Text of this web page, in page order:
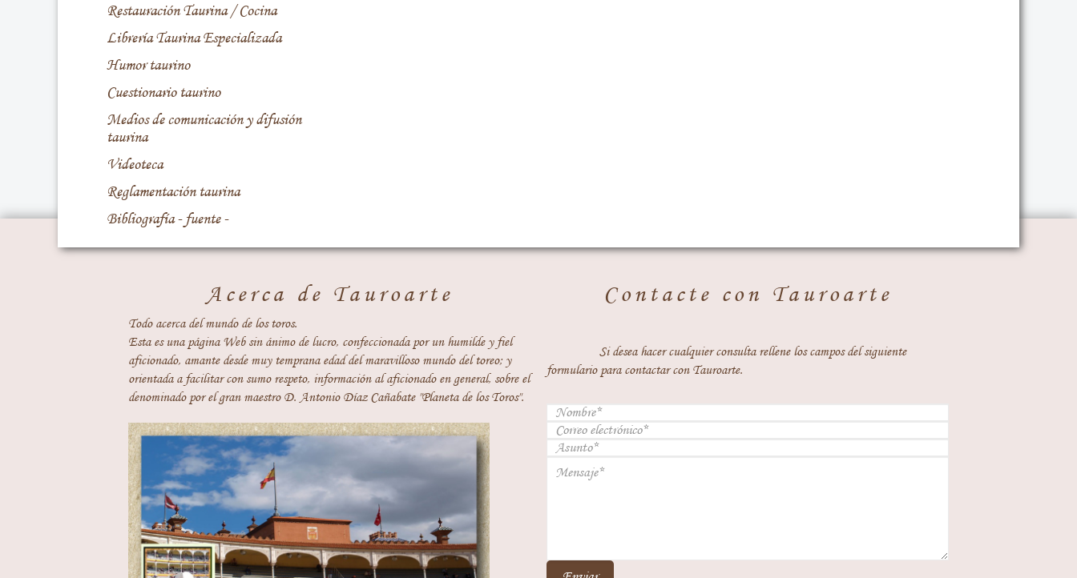
Restauración Taurina / Cocina
Librería Taurina Especializada
Humor taurino
Cuestionario taurino
Medios de comunicación y difusión
taurina
Videoteca
Reglamentación taurina
Bibliografía - fuente -
Acerca de Tauroarte
Todo acerca del mundo de los toros.
Esta es una página Web sin ánimo de lucro, confeccionada por un humilde y fiel
aficionado, amante desde muy temprana edad del maravilloso mundo del toreo; y
orientada a facilitar con sumo respeto, información al aficionado en general, sobre el
denominado por el gran maestro D. Antonio Díaz Cañabate "Planeta de los Toros".
Contacte con Tauroarte
Si desea hacer cualquier consulta rellene los campos del siguiente
formulario para contactar con Tauroarte.